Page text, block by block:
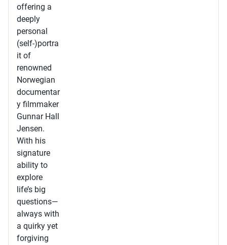
offering a
deeply
personal
(self-)portra
it of
renowned
Norwegian
documentar
y filmmaker
Gunnar Hall
Jensen.
With his
signature
ability to
explore
life’s big
questions—
always with
a quirky yet
forgiving